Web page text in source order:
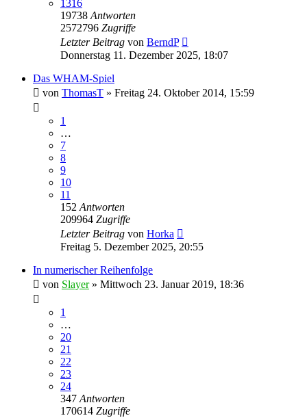
1316
19738 Antworten
2572796 Zugriffe
Letzter Beitrag von BerndP
Donnerstag 11. Dezember 2025, 18:07
Das WHAM-Spiel
von ThomasT » Freitag 24. Oktober 2014, 15:59
1
…
7
8
9
10
11
152 Antworten
209964 Zugriffe
Letzter Beitrag von Horka
Freitag 5. Dezember 2025, 20:55
In numerischer Reihenfolge
von Slayer» Mittwoch 23. Januar 2019, 18:36
1
…
20
21
22
23
24
347 Antworten
170614 Zugriffe